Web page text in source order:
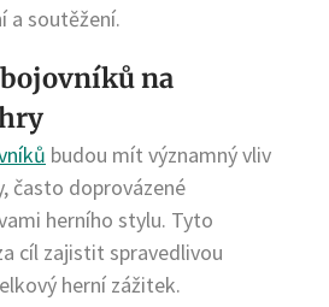
a soutěžení.
na
budou mít významný vliv
často doprovázené
herního stylu. Tyto
cíl zajistit spravedlivou
herní zážitek.